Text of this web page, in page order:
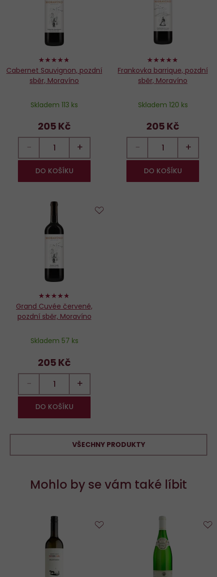
94%
Cabernet Sauvignon, pozdní
sběr, Moravíno
Skladem 113 ks
205 Kč
− +
DO KOŠÍKU
96%
Frankovka barrique, pozdní
sběr, Moravíno
Skladem 120 ks
205 Kč
− +
DO KOŠÍKU
94%
Grand Cuvée červené,
pozdní sběr, Moravíno
Skladem 57 ks
205 Kč
− +
DO KOŠÍKU
VŠECHNY PRODUKTY
Mohlo by se vám také líbit